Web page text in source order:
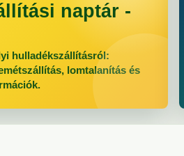
naptár -
hulladékszállításról:
lomtalanítás és